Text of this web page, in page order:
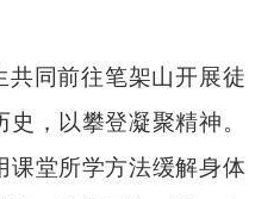
共同前往笔架山开展徒
，以攀登凝聚精神。
课堂所学方法缓解身体